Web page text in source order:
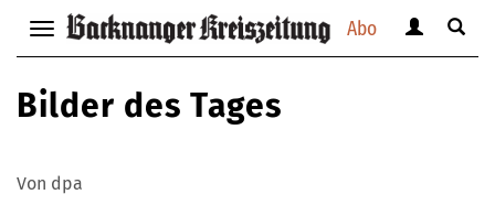
Abo
Navigation
anzeigen
bzw.
verbergen
anzeigen
Suche
Bilder des Tages
Von dpa